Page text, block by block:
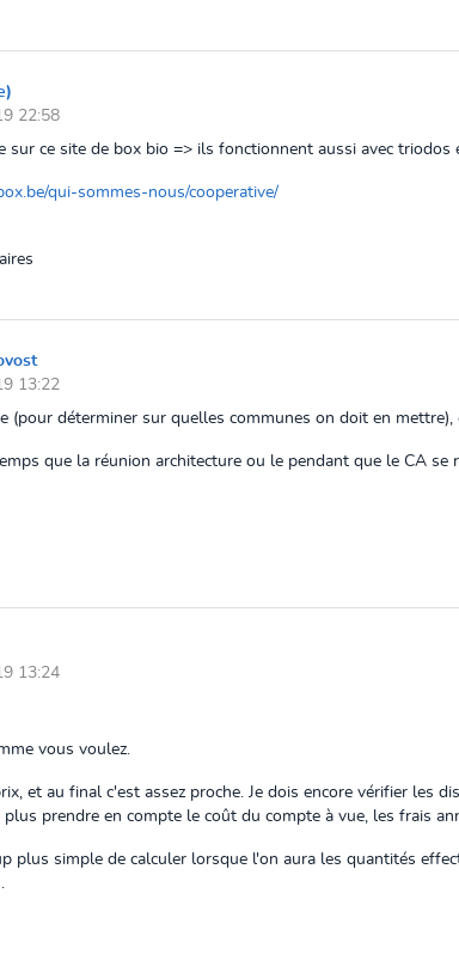
22:58
sur ce site de box bio => ils fonctionnent aussi avec triodos
qui-sommes-nous/cooperative/
13:22
(pour déterminer sur quelles communes on doit en mettre),
que la réunion architecture ou le pendant que le CA se
13:24
vous voulez.
et au final c'est assez proche. Je dois encore vérifier les
prendre en compte le coût du compte à vue, les frais
plus simple de calculer lorsque l'on aura les quantités